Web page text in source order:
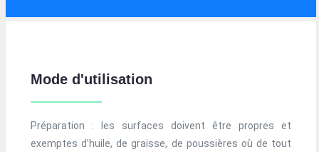
Mode d'utilisation
Préparation : les surfaces doivent être propres et
exemptes d’huile, de graisse, de poussières où de tout